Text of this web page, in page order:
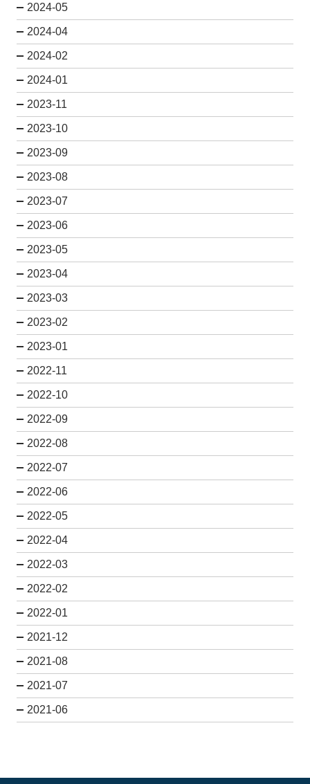
2024-05
2024-04
2024-02
2024-01
2023-11
2023-10
2023-09
2023-08
2023-07
2023-06
2023-05
2023-04
2023-03
2023-02
2023-01
2022-11
2022-10
2022-09
2022-08
2022-07
2022-06
2022-05
2022-04
2022-03
2022-02
2022-01
2021-12
2021-08
2021-07
2021-06